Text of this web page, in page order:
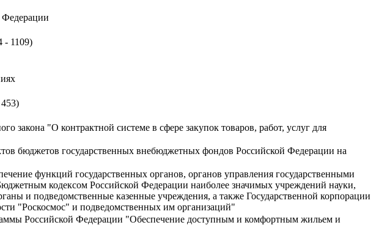
Федерации
- 1109)
закона "О контрактной системе в сфере закупок товаров, работ, услуг для
бюджетов государственных внебюджетных фондов Российской Федерации на
функций государственных органов, органов управления государственными
кодексом Российской Федерации наиболее значимых учреждений науки,
и подведомственные казенные учреждения, а также Государственной корпорации
"Роскосмос" и подведомственных им организаций"
Российской Федерации "Обеспечение доступным и комфортным жильем и